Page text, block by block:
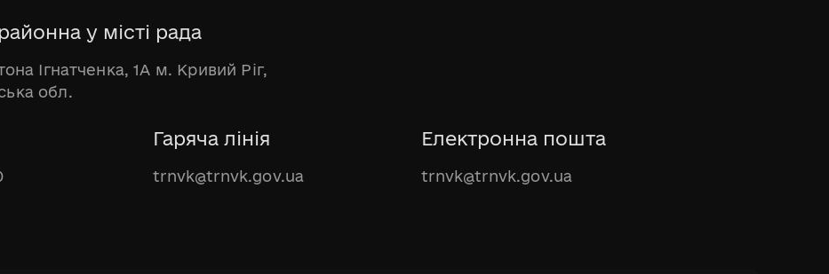
у місті рада
Ігнатченка, 1А м. Кривий Ріг,
обл.
Гаряча лінія
trnvk@trnvk.gov.ua
Електронна пошта
trnvk@trnvk.gov.ua